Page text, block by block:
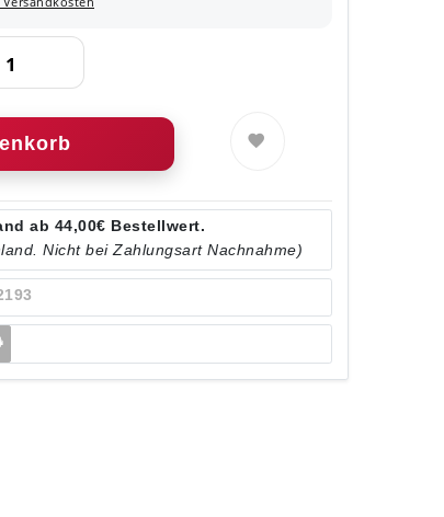
ab 44,00€ Bestellwert.
Nicht bei Zahlungsart Nachnahme)